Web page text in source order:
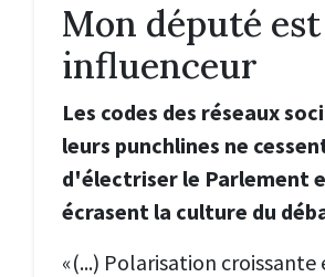
Mon député
influenceur
Les codes des réseaux
leurs punchlines ne
d'électriser le Parlement
écrasent la culture du
«(...) Polarisation croissante